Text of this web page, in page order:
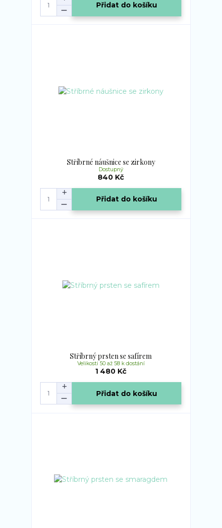
Přidat do košíku
Stříbrné náušnice se zirkony
840 Kč
Dostupný
Přidat do košíku
Stříbrný prsten se safírem
1 480 Kč
Velikosti 50 až 58 k dostání
Přidat do košíku